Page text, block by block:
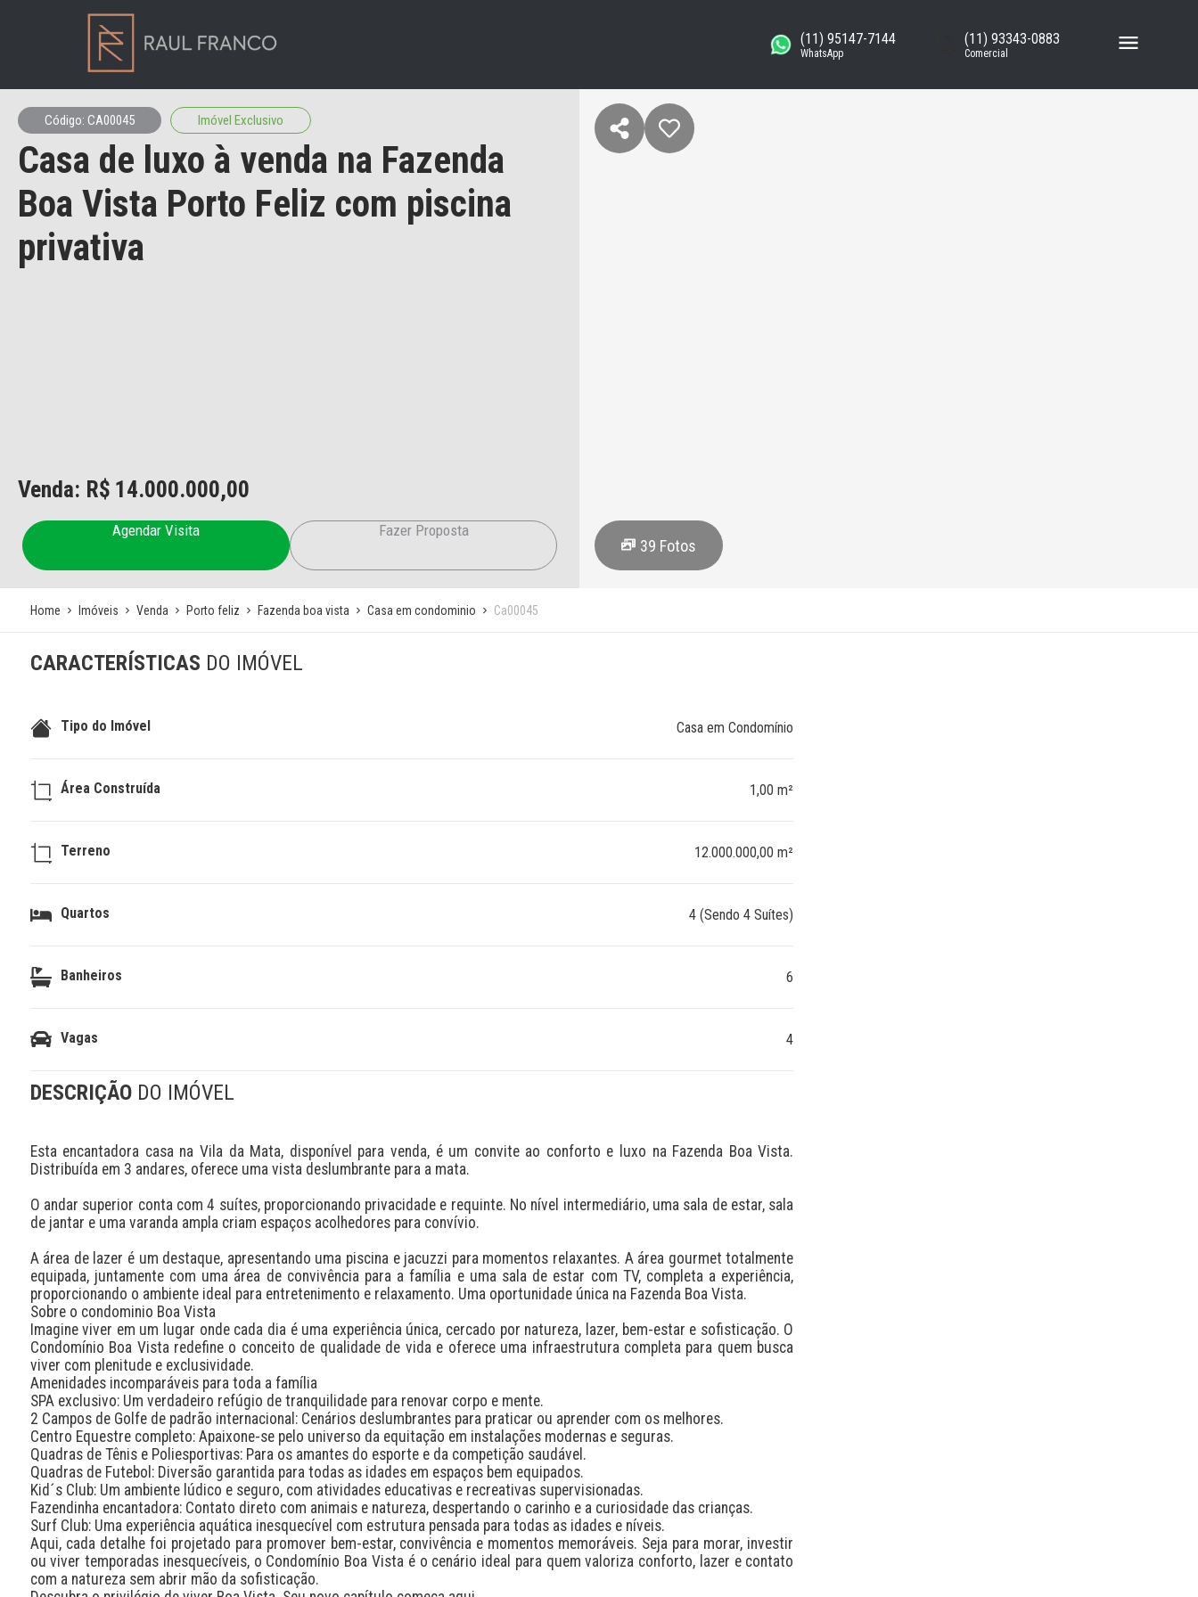
(11) 95147-7144
WhatsApp
(11) 93343-0883
Comercial
Código: CA00045 Imóvel Exclusivo
Casa de luxo à venda na Fazenda
Boa Vista Porto Feliz com piscina
privativa
Venda: R$ 14.000.000,00
Agendar Visita Fazer Proposta
39 Fotos
Home Imóveis Venda Porto feliz Fazenda boa vista Casa em condominio Ca00045
CARACTERÍSTICAS DO IMÓVEL
Tipo do Imóvel Casa em Condomínio
Área Construída 1,00 m²
Terreno 12.000.000,00 m²
Quartos 4 (Sendo 4 Suítes)
Banheiros 6
Vagas 4
DESCRIÇÃO DO IMÓVEL
Esta encantadora casa na Vila da Mata, disponível para venda, é um convite ao conforto e luxo na Fazenda Boa Vista.
Distribuída em 3 andares, oferece uma vista deslumbrante para a mata.
O andar superior conta com 4 suítes, proporcionando privacidade e requinte. No nível intermediário, uma sala de estar, sala
de jantar e uma varanda ampla criam espaços acolhedores para convívio.
A área de lazer é um destaque, apresentando uma piscina e jacuzzi para momentos relaxantes. A área gourmet totalmente
equipada, juntamente com uma área de convivência para a família e uma sala de estar com TV, completa a experiência,
proporcionando o ambiente ideal para entretenimento e relaxamento. Uma oportunidade única na Fazenda Boa Vista.
Sobre o condominio Boa Vista
Imagine viver em um lugar onde cada dia é uma experiência única, cercado por natureza, lazer, bem-estar e sofisticação. O
Condomínio Boa Vista redefine o conceito de qualidade de vida e oferece uma infraestrutura completa para quem busca
viver com plenitude e exclusividade.
Amenidades incomparáveis para toda a família
SPA exclusivo: Um verdadeiro refúgio de tranquilidade para renovar corpo e mente.
2 Campos de Golfe de padrão internacional: Cenários deslumbrantes para praticar ou aprender com os melhores.
Centro Equestre completo: Apaixone-se pelo universo da equitação em instalações modernas e seguras.
Quadras de Tênis e Poliesportivas: Para os amantes do esporte e da competição saudável.
Quadras de Futebol: Diversão garantida para todas as idades em espaços bem equipados.
Kid´s Club: Um ambiente lúdico e seguro, com atividades educativas e recreativas supervisionadas.
Fazendinha encantadora: Contato direto com animais e natureza, despertando o carinho e a curiosidade das crianças.
Surf Club: Uma experiência aquática inesquecível com estrutura pensada para todas as idades e níveis.
Aqui, cada detalhe foi projetado para promover bem-estar, convivência e momentos memoráveis. Seja para morar, investir
ou viver temporadas inesquecíveis, o Condomínio Boa Vista é o cenário ideal para quem valoriza conforto, lazer e contato
com a natureza sem abrir mão da sofisticação.